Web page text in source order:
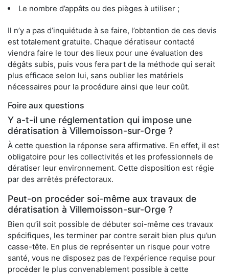
Le nombre d’appâts ou des pièges à utiliser ;
Il n’y a pas d’inquiétude à se faire, l’obtention de ces devis
est totalement gratuite. Chaque dératiseur contacté
viendra faire le tour des lieux pour une évaluation des
dégâts subis, puis vous fera part de la méthode qui serait
plus efficace selon lui, sans oublier les matériels
nécessaires pour la procédure ainsi que leur coût.
Foire aux questions
Y a-t-il une réglementation qui impose une
dératisation à Villemoisson-sur-Orge ?
À cette question la réponse sera affirmative. En effet, il est
obligatoire pour les collectivités et les professionnels de
dératiser leur environnement. Cette disposition est régie
par des arrêtés préfectoraux.
Peut-on procéder soi-même aux travaux de
dératisation à Villemoisson-sur-Orge ?
Bien qu’il soit possible de débuter soi-même ces travaux
spécifiques, les terminer par contre serait bien plus qu’un
casse-tête. En plus de représenter un risque pour votre
santé, vous ne disposez pas de l’expérience requise pour
procéder le plus convenablement possible à cette